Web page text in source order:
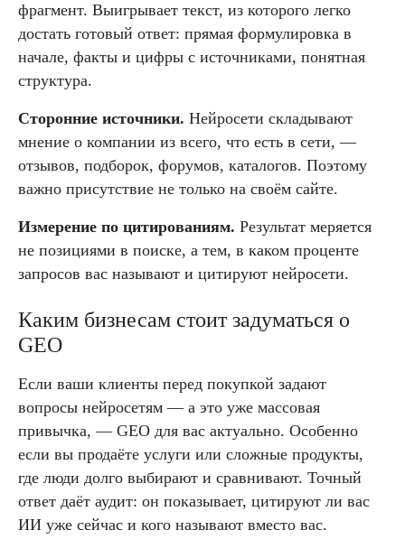
фрагмент. Выигрывает текст, из которого легко
достать готовый ответ: прямая формулировка в
начале, факты и цифры с источниками, понятная
структура.
Сторонние источники. Нейросети складывают
мнение о компании из всего, что есть в сети, —
отзывов, подборок, форумов, каталогов. Поэтому
важно присутствие не только на своём сайте.
Измерение по цитированиям. Результат меряется
не позициями в поиске, а тем, в каком проценте
запросов вас называют и цитируют нейросети.
Каким бизнесам стоит задуматься о
GEO
Если ваши клиенты перед покупкой задают
вопросы нейросетям — а это уже массовая
привычка, — GEO для вас актуально. Особенно
если вы продаёте услуги или сложные продукты,
где люди долго выбирают и сравнивают. Точный
ответ даёт аудит: он показывает, цитируют ли вас
ИИ уже сейчас и кого называют вместо вас.